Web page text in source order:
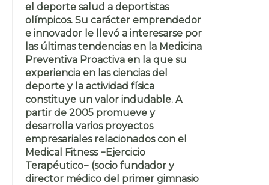
el deporte salud a deportistas
olímpicos. Su carácter emprendedor
e innovador le llevó a interesarse por
las últimas tendencias en la Medicina
Preventiva Proactiva en la que su
experiencia en las ciencias del
deporte y la actividad física
constituye un valor indudable. A
partir de 2005 promueve y
desarrolla varios proyectos
empresariales relacionados con el
Medical Fitness −Ejercicio
Terapéutico− (socio fundador y
director médico del primer gimnasio